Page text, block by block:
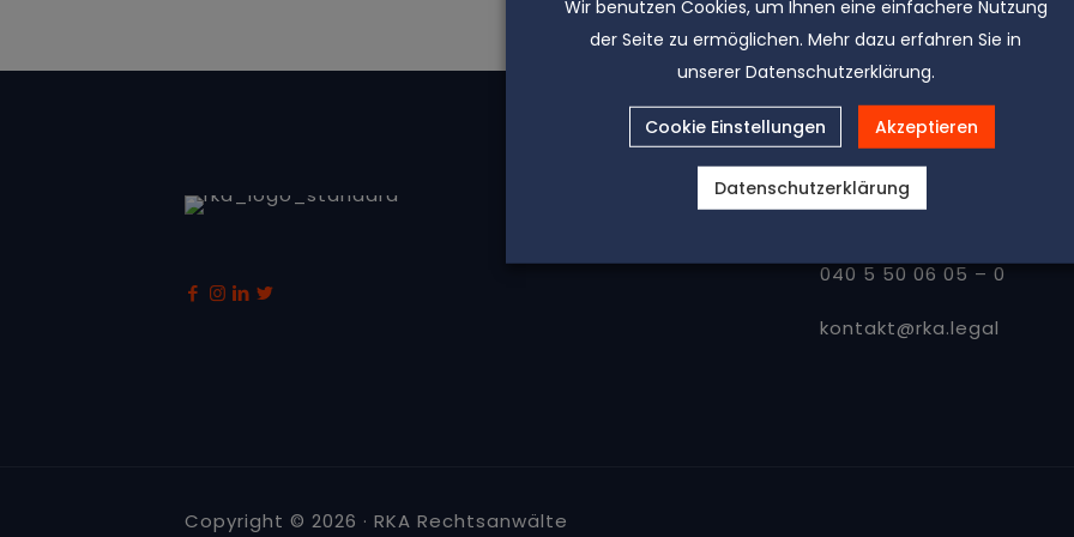
Kontakt
040 5 50 06 05 – 0
kontakt@rka.legal
Copyright © 2026 · RKA Rechtsanwälte
Wir benutzen Cookies, um Ihnen eine einfachere Nutzung
der Seite zu ermöglichen. Mehr dazu erfahren Sie in
unserer Datenschutzerklärung.
Cookie Einstellungen Akzeptieren
Datenschutzerklärung